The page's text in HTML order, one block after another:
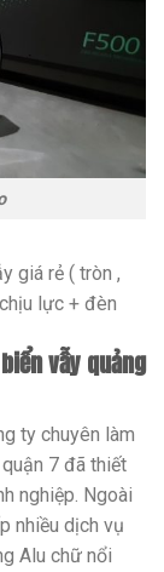
giá rẻ ( tròn ,
lực + đèn
vẫy quảng
ty chuyên làm
7 đã thiết
nghiệp. Ngoài
nhiều dịch vụ
Alu chữ nổi